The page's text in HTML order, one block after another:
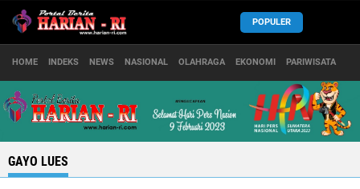
POPULER
HOME INDEKS NEWS NASIONAL OLAHRAGA EKONOMI PARIWISATA
GAYO LUES